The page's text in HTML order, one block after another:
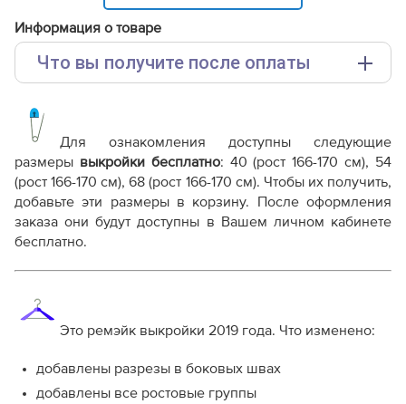
Информация о товаре
Что вы получите после оплаты
Выкройка PDF для печати на принтере A4 или
плоттере A0 с шириной печати 810мм в зависимости
от выбора формата
инструкция-платье-WD281119.pdf
Дополнительные файлы:
Терминология ВТО
Как распечатывать выкройки
Как скорректировать готовую выкройку по росту
Для ознакомления доступны следующие
размеры выкройки бесплатно: 40 (рост 166-170 см), 54
(рост 166-170 см), 68 (рост 166-170 см). Чтобы их получить,
добавьте эти размеры в корзину. После оформления
заказа они будут доступны в Вашем личном кабинете
бесплатно.
Это ремэйк выкройки 2019 года. Что изменено:
добавлены разрезы в боковых швах
добавлены все ростовые группы